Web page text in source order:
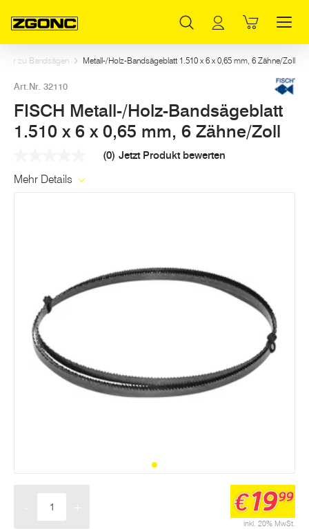
zu Bandsägen Metall-/Holz-Bandsägeblatt 1.510 x 6 x 0,65 mm, 6 Zähne/Zoll
Art.Nr. 32110
FISCH Metall-/Holz-Bandsägeblatt
1.510 x 6 x 0,65 mm, 6 Zähne/Zoll
Link
(0) Jetzt Produkt bewerten
Mehr Details
inkl. 20% MwSt.
€1999